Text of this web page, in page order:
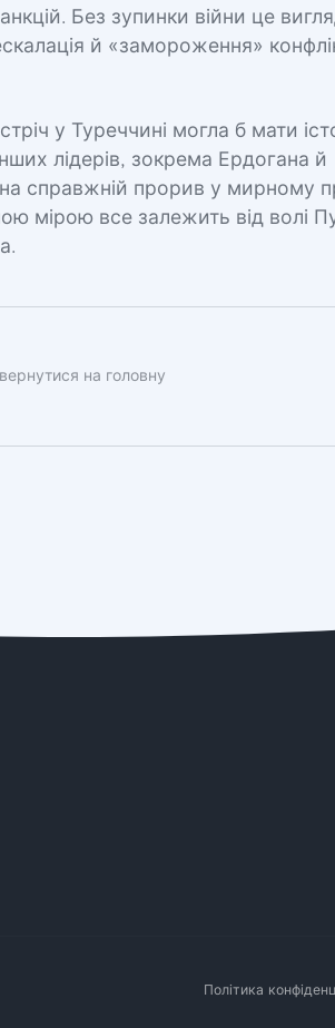
Без зупинки війни це
й «замороження»
у Туреччині могла б мати
лідерів, зокрема Ердогана й
справжній прорив у мирному
мірою все залежить від волі
на головну
Політика